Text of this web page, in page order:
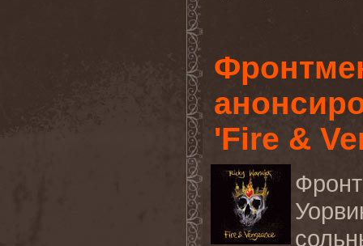
'Fire &